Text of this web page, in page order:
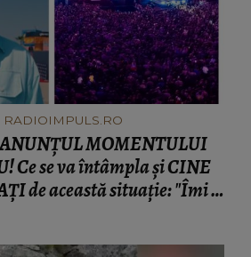
RADIOIMPULS.RO
MOMENTULUI
Ce se va întâmpla și CINE
de această situație: "Îmi e